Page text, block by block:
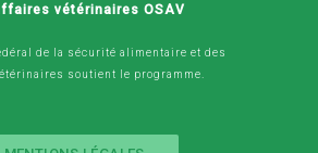
vétérinaires OSAV
de la sécurité alimentaire et des
soutient le programme.